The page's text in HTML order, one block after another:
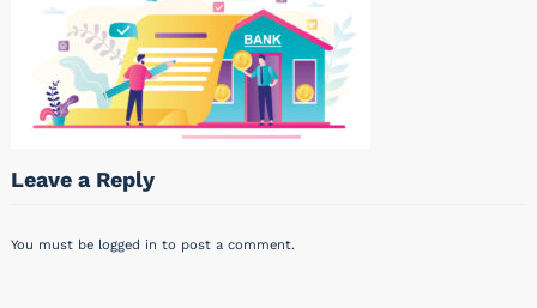
Leave a Reply
You must be logged in to post a comment.